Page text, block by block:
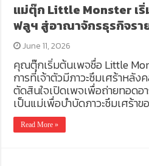
แม่ตุ๊ก Little Monster เ
ฟลูฯ สู่อาณาจักรธุรกิจรา
June 11, 2026
คุณตุ๊กเริ่มต้นเพจชื่อ Little
การที่เจ้าตัวมีภาวะซึมเศร้าหลั
ตัดสินใจเปิดเพจเพื่อถ่ายทอด
เป็นแม่เพื่อบำบัดภาวะซึมเศร้าข
Read More »